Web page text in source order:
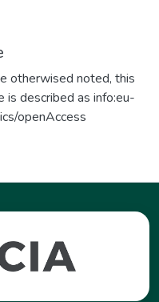
otherwised noted, this
is described as info:eu-
openAccess